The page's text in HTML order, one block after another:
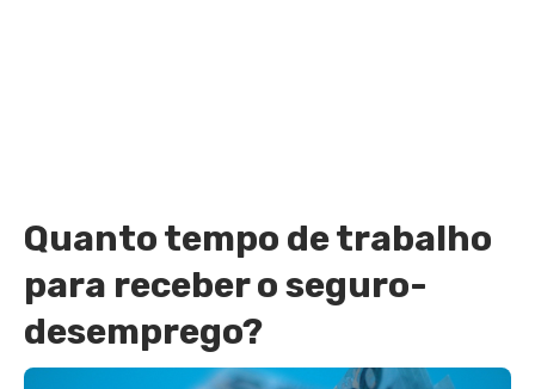
Quanto tempo de trabalho
para receber o seguro-
desemprego?